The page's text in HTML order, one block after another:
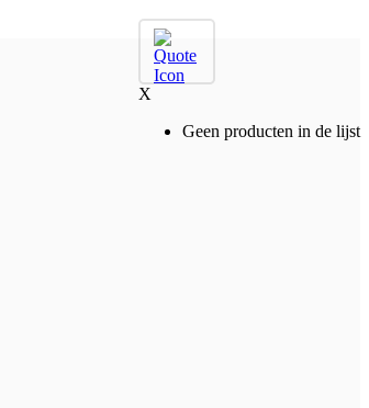
X
Geen producten in de lijst